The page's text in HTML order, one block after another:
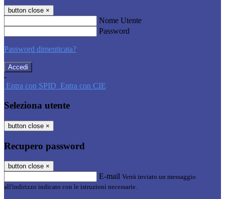
button close ×
Nome Utente
Password
Password dimenticata?
-
Entra con SPID Entra con CIE
Seleziona utente
button close ×
Recupero password
button close ×
E-mail Verrà inviato un messaggio
all'indirizzo indicato con le istruzioni necessarie.